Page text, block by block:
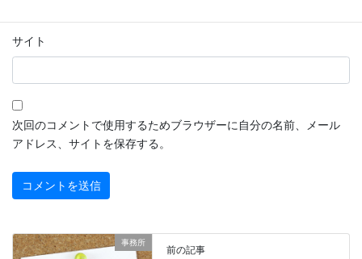
サイト
次回のコメントで使用するためブラウザーに自分の名前、メール
アドレス、サイトを保存する。
事務所
前の記事